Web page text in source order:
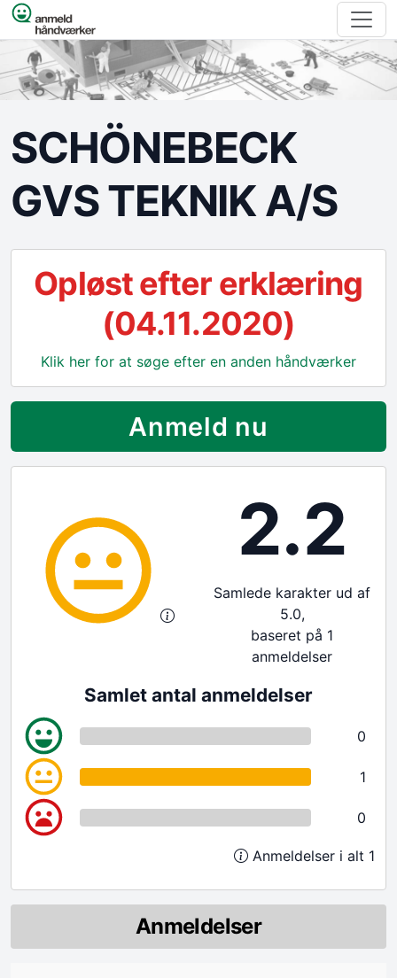
Spring til indhold
SCHÖNEBECK
GVS TEKNIK A/S
Opløst efter erklæring
(04.11.2020)
Klik her for at søge efter en anden håndværker
Anmeld nu
2.2
Samlede karakter ud af
5.0,
baseret på 1
anmeldelser
Samlet antal anmeldelser
0
1
0
Anmeldelser i alt 1
Anmeldelser